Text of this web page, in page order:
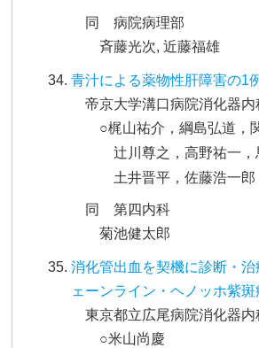
同 病院病理部
斉藤光次, 近藤福雄
青汁による薬物性肝障害の1
帝京大学溝口病院消化器内
○梶山祐介，綱島弘道，
辻川尊之，高野祐一，
土井晋平，佐藤浩一郎
同 第四内科
菊池健太郎
消化管出血を契機に診断・
ェーンライン・ヘノッホ紫斑
東京都立広尾病院消化器内
○米山尚慶